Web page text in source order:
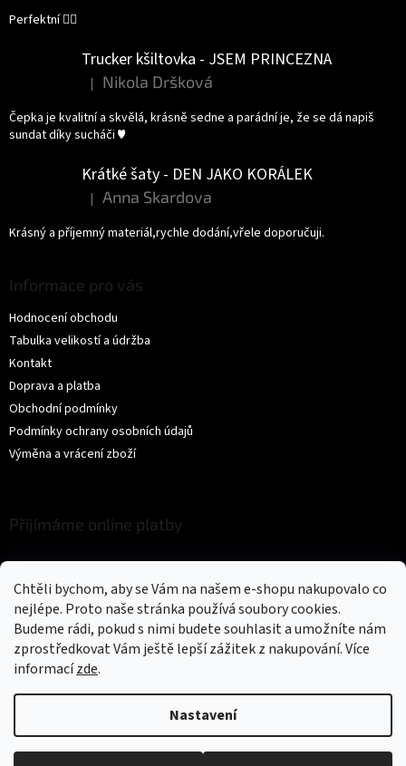
Chtěli bychom, aby se Vám na našem e-shopu nakupovalo co
nejlépe. Proto naše stránka používá soubory cookies.
Budeme rádi, pokud s nimi budete souhlasit a umožníte nám
zprostředkovat Vám ještě lepší zážitek z nakupování.Více
informacízde.
Nastavení
Perfektní 👌🏻
Trucker kšiltovka - JSEM PRINCEZNA
Hodnocení produktu je 5 z 5 hvězdiček.
| Nikola Dršková
Čepka je kvalitní a skvělá, krásně sedne a parádní je, že se dá napiš
sundat díky sucháči ♥️
Krátké šaty - DEN JAKO KORÁLEK
Hodnocení produktu je 5 z 5 hvězdiček.
| Anna Skardova
Krásný a příjemný materiál,rychle dodání,vřele doporučuji.
Informace pro vás
Hodnocení obchodu
Tabulka velikostí a údržba
Kontakt
Doprava a platba
Obchodní podmínky
Podmínky ochrany osobních údajů
Výměna a vrácení zboží
Přijímáme online platby
Vytvořil Shoptet
. Všechna práva vyhrazena.
cookies